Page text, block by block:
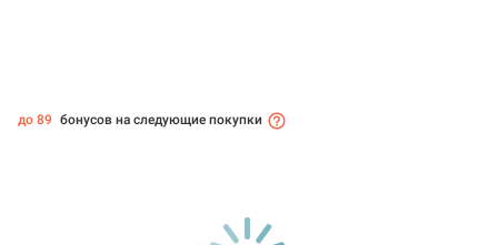
до 89 бонусов на следующие покупки